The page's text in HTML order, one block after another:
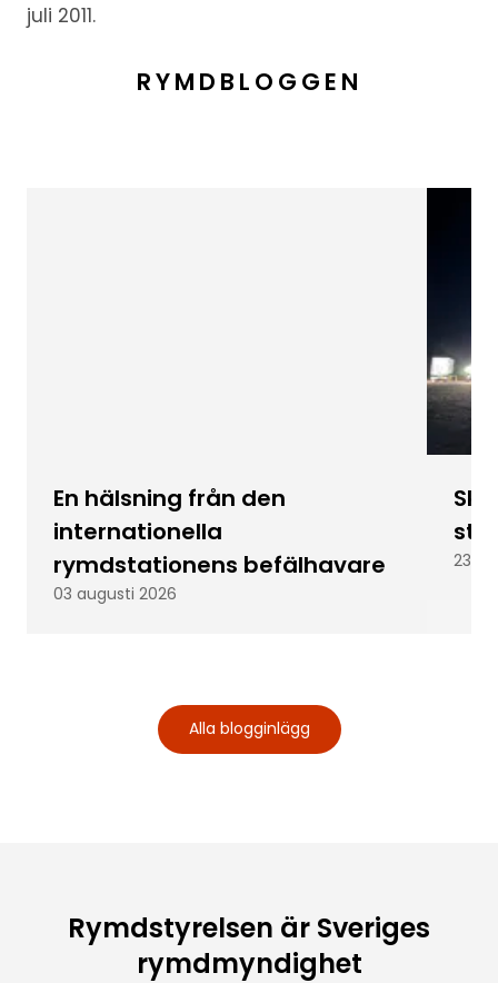
juli 2011.
RYMDBLOGGEN
En hälsning från den
internationella
rymdstationens befälhavare
03 augusti 2026
23
Alla blogginlägg
Rymdstyrelsen är Sveriges
rymdmyndighet